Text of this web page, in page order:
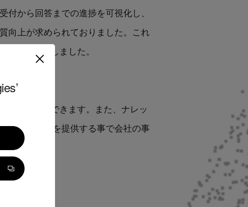
から回答までの進捗を可視化し、
向上が求められておりました。これ
とといたしました。
短縮が期待できます。また、ナレッ
ォーマンスを提供する事で会社の事